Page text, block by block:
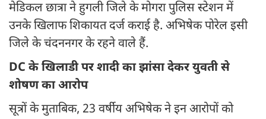
मेडिकल छात्रा ने हुगली जिले के मोगरा पुलिस स्टेशन में
उनके खिलाफ शिकायत दर्ज कराई है. अभिषेक पोरेल इसी
जिले के चंदननगर के रहने वाले हैं.
DC के खिलाडी पर शादी का झांसा देकर युवती से
शोषण का आरोप
सूत्रों के मुताबिक, 23 वर्षीय अभिषेक ने इन आरोपों को